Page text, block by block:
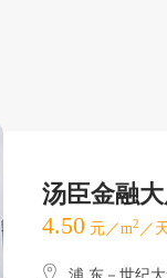
汤臣金融
4.50 元／m2 ／